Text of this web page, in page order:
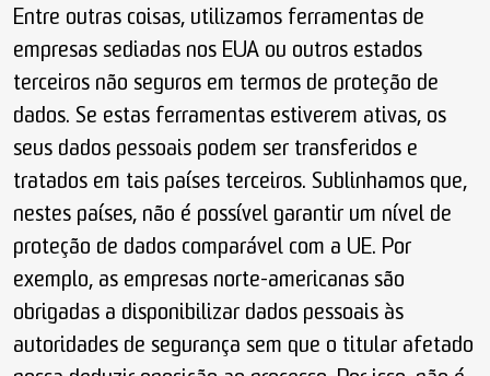
Entre outras coisas, utilizamos ferramentas de
empresas sediadas nos EUA ou outros estados
terceiros não seguros em termos de proteção de
dados. Se estas ferramentas estiverem ativas, os
seus dados pessoais podem ser transferidos e
tratados em tais países terceiros. Sublinhamos que,
nestes países, não é possível garantir um nível de
proteção de dados comparável com a UE. Por
exemplo, as empresas norte-americanas são
obrigadas a disponibilizar dados pessoais às
autoridades de segurança sem que o titular afetado